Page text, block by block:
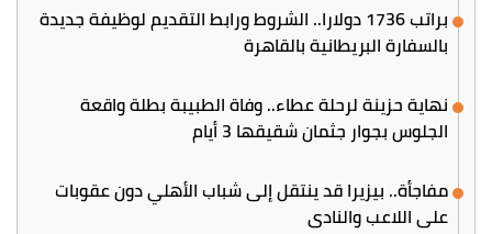
براتب 1736 دولارا.. الشروط ورابط التقديم لوظيفة جديدة
بالسفارة البريطانية بالقاهرة
نهاية حزينة لرحلة عطاء.. وفاة الطبيبة بطلة واقعة
الجلوس بجوار جثمان شقيقها 3 أيام
مفاجأة.. بيزيرا قد ينتقل إلى شباب الأهلي دون عقوبات
على اللاعب والنادي